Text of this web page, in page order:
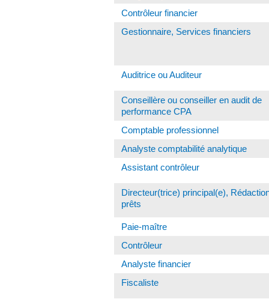
Contrôleur financier
Gestionnaire, Services financiers
Auditrice ou Auditeur
Conseillère ou conseiller en audit de
performance CPA
Comptable professionnel
Analyste comptabilité analytique
Assistant contrôleur
Directeur(trice) principal(e),
prêts
Paie-maître
Contrôleur
Analyste financier
Fiscaliste